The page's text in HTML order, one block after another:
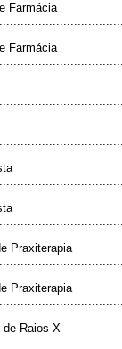
Farmácia
Farmácia
Praxiterapia
Praxiterapia
de Raios X